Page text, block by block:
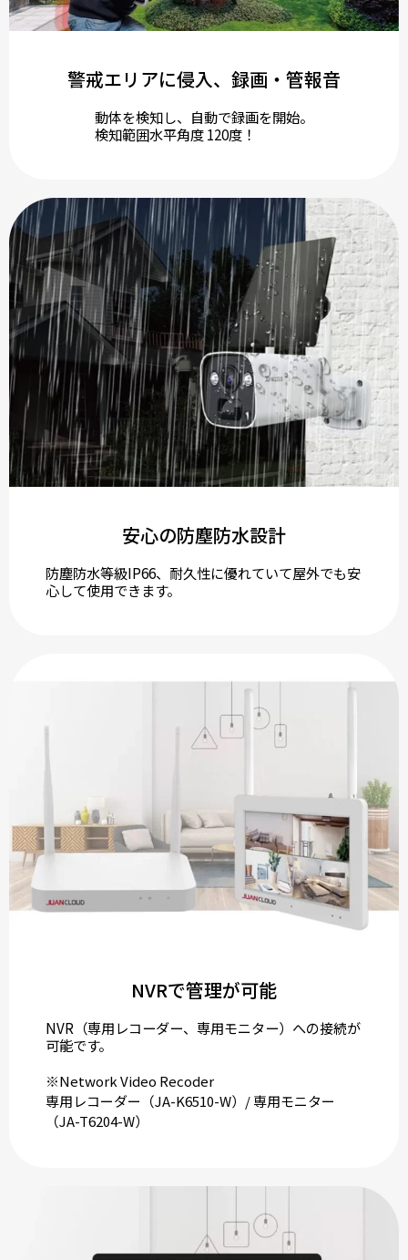
警戒エリアに侵入、録画・管報音
動体を検知し、自動で録画を開始。
検知範囲水平角度 120度！
安心の防塵防水設計
防塵防水等級IP66、耐久性に優れていて屋外でも安
心して使用できます。
NVRで管理が可能
NVR（専用レコーダー、専用モニター）への接続が
可能です。
※Network Video Recoder
専用レコーダー（JA-K6510-W）/ 専用モニター
（JA-T6204-W）